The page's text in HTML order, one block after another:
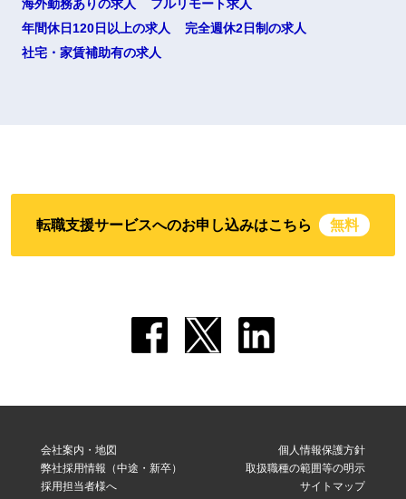
海外勤務ありの求人
フルリモート求人
年間休日120日以上の求人
完全週休2日制の求人
社宅・家賃補助有の求人
転職支援サービスへのお申し込みはこちら 無料
会社案内・地図
弊社採用情報（中途・新卒）
採用担当者様へ
個人情報保護方針
取扱職種の範囲等の明示
サイトマップ